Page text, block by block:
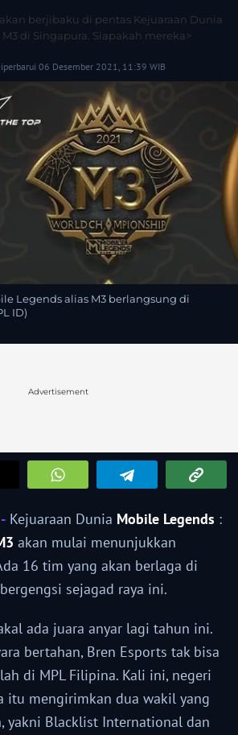
berjibaku di pentas Kejuaraan Dunia
di Singapura. Siapakah mereka>
06 Desember 2021, 11:39 WIB
Legends alias M3 berlangsung di
ID)
Advertisement
Kejuaraan Dunia Mobile Legends :
akan mulai menunjukkan
16 tim yang akan berlaga di
sejagad raya ini.
ada juara anyar lagi tahun ini.
bertahan, Bren Esports tak bisa
di MPL Filipina. Kali ini, negeri
itu mengirimkan dua wakil yang
yakni Blacklist International dan